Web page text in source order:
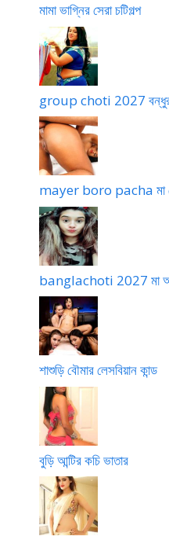
মামা ভাগ্নির সেরা চটিগল্প
group choti 2027 বন্ধুর
mayer boro pacha মা
banglachoti 2027 মা
শাশুড়ি বৌমার লেসবিয়ান কান্ড
বুড়ি আন্টির কচি ভাতার